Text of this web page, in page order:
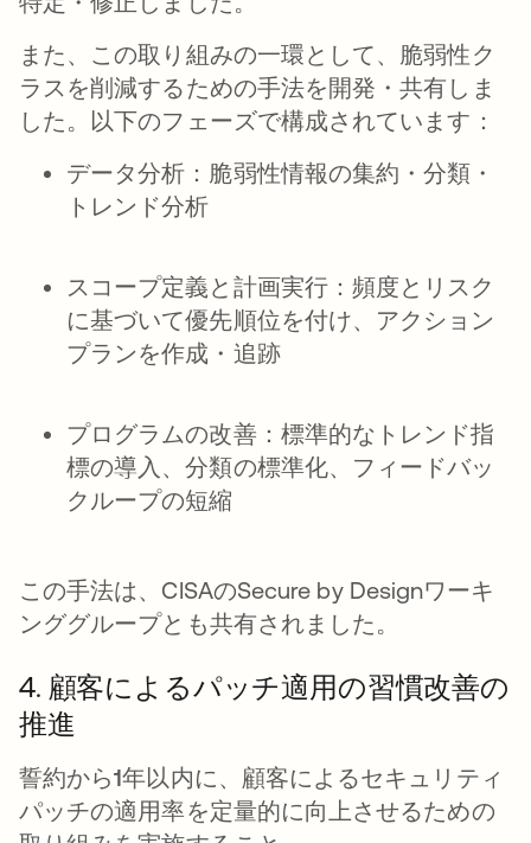
また、この取り組みの一環として、脆弱性ク
ラスを削減するための手法を開発・共有しま
した。以下のフェーズで構成されています：
データ分析：脆弱性情報の集約・分類・
トレンド分析
スコープ定義と計画実行：頻度とリスク
に基づいて優先順位を付け、アクション
プランを作成・追跡
プログラムの改善：標準的なトレンド指
標の導入、分類の標準化、フィードバッ
クループの短縮
この手法は、CISAのSecure by Designワーキ
ンググループとも共有されました。
4. 顧客によるパッチ適用の習慣改善の
推進
誓約から1年以内に、顧客によるセキュリティ
パッチの適用率を定量的に向上させるための